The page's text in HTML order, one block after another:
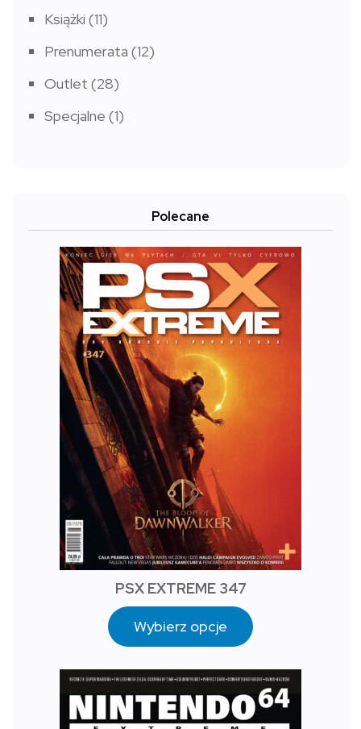
Książki (11)
Prenumerata (12)
Outlet (28)
Specjalne (1)
Polecane
PSX EXTREME 347
Wybierz opcje